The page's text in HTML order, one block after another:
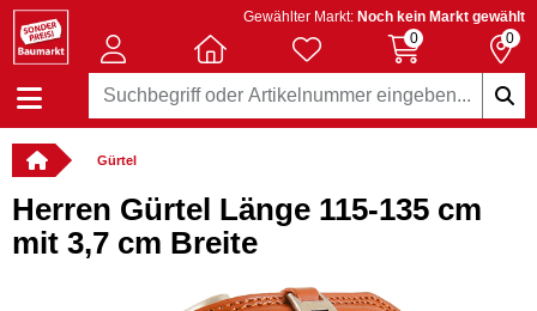
Gewählter Markt: Noch kein Markt gewählt
0
0
Gürtel
Herren Gürtel Länge 115-135 cm
mit 3,7 cm Breite